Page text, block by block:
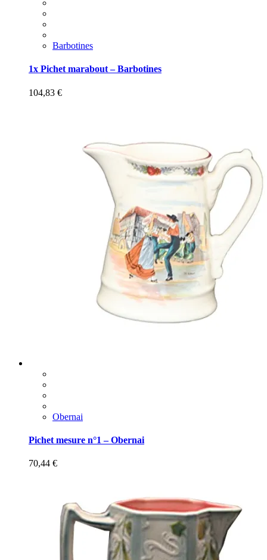
Barbotines
1x Pichet marabout – Barbotines
104,83 €
Obernai
Pichet mesure n°1 – Obernai
70,44 €